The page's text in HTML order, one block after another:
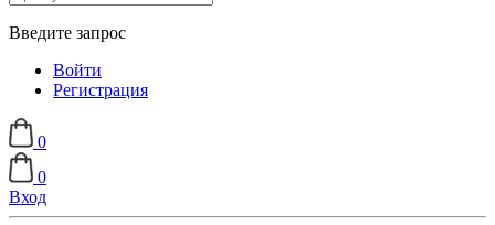
Введите запрос
Войти
Регистрация
0
0
Вход